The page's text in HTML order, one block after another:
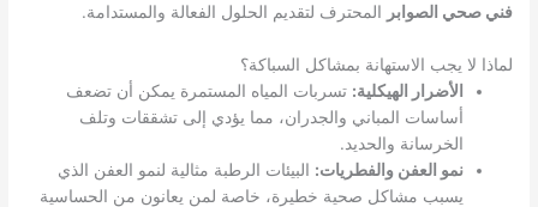
فني صحي الصوابر المحترف لتقديم الحلول الفعالة والمستدامة.
لماذا لا يجب الاستهانة بمشاكل السباكة؟
الأضرار الهيكلية: تسربات المياه المستمرة يمكن أن تضعف
أساسات المباني والجدران، مما يؤدي إلى تشققات وتلف
الخرسانة والحديد.
نمو العفن والفطريات: البيئات الرطبة مثالية لنمو العفن الذي
يسبب مشاكل صحية خطيرة، خاصة لمن يعانون من الحساسية